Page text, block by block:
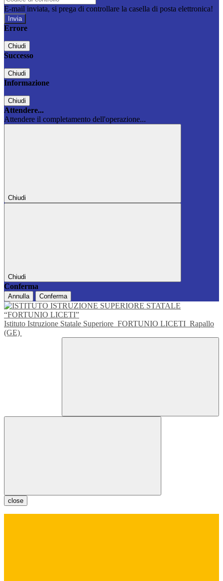
E-mail inviata, si prega di controllare la casella di posta elettronica!
Errore
Chiudi
Successo
Chiudi
Informazione
Chiudi
Attendere...
Attendere il completamento dell'operazione...
Chiudi
Chiudi
Conferma
Annulla Conferma
Istituto Istruzione Statale Superiore FORTUNIO LICETI Rapallo
(GE)
close